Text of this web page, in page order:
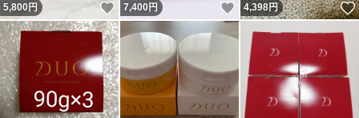
5,800円 いいね！
7,400 円 いいね！
4,398円